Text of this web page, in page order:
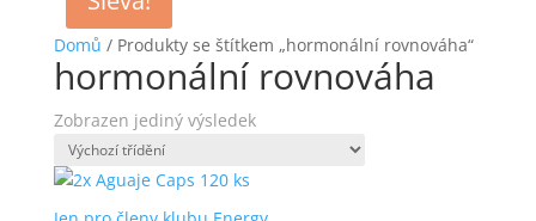
Domů / Produkty se štítkem „hormonální rovnováha“
hormonální rovnováha
Zobrazen jediný výsledek